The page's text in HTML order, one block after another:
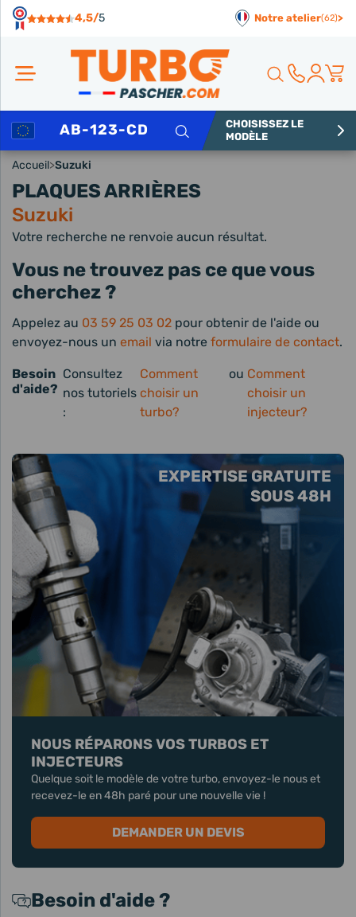
4,5/5 Notre atelier(62)>
Rechercher
CHOISISSEZ LE
MODÈLE
Accueil>Suzuki
PLAQUES ARRIÈRES
Suzuki
EXPERTISE GRATUITE
SOUS 48H
NOUS RÉPARONS VOS TURBOS ET
INJECTEURS
Quelque soit le modèle de votre turbo, envoyez-le nous et
recevez-le en 48h paré pour une nouvelle vie !
DEMANDER UN DEVIS
Besoin d'aide ?
Votre recherche ne renvoie aucun résultat.
Vous ne trouvez pas ce que vous
cherchez ?
Appelez au 03 59 25 03 02 pour obtenir de l'aide ou
envoyez-nous un email via notre formulaire de contact.
Besoin
d'aide?
Consultez
nos tutoriels
:
Comment
choisir un
turbo?
ou Comment
choisir un
injecteur?
Panneau de gestion des cookies